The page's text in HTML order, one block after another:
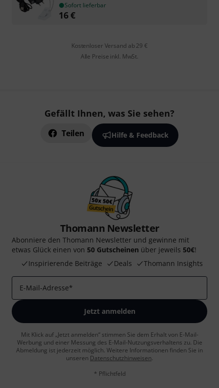
Sofort lieferbar
16€
Kostenloser Versand ab 29 €
Alle Preise inkl. MwSt.
Gefällt Ihnen, was Sie sehen?
Teilen Hilfe & Feedback
Thomann Newsletter
Abonniere den Thomann Newsletter und gewinne mit
etwas Glück einen von 50 Gutscheinen über jeweils 50€!
Inspirierende Beiträge
Deals Thomann Insights
E-Mail-Adresse*
Jetzt anmelden
Mit Klick auf „Jetzt anmelden“ stimmen Sie dem Erhalt von E-Mail-
Werbung und einer Messung des E-Mail-Nutzungsverhaltens zu. Die
Abmeldung ist jederzeit möglich. Weitere Informationen finden Sie in
unseren Datenschutzhinweisen.
* Pflichtfeld